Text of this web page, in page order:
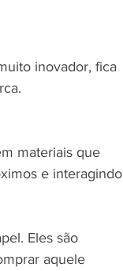
inovador, fica
materiais que
e interagindo
Eles são
aquele